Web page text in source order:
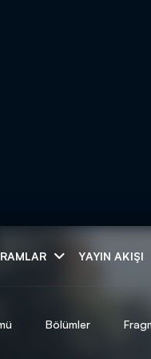
YAYIN AKIŞI
Bölümler